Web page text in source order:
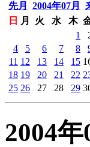
先月 2004年07月
日
月 火 水 木
1
4
5 6 7 8
11 12 13 14 15
18 19 20 21 22
25 26 27 28 29
2004